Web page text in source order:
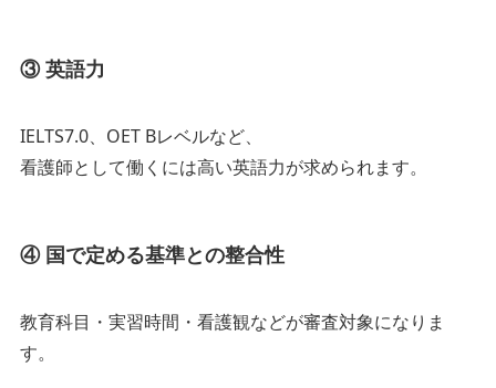
③ 英語力
IELTS7.0、OET Bレベルなど、
看護師として働くには高い英語力が求められます。
④ 国で定める基準との整合性
教育科目・実習時間・看護観などが審査対象になりま
す。